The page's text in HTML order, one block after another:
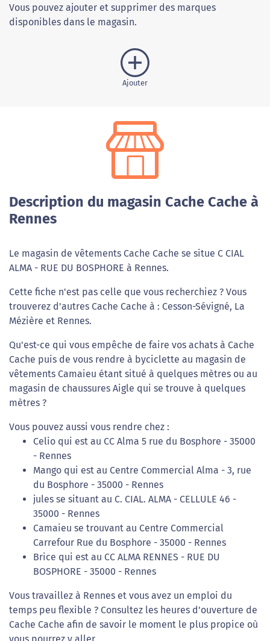
Vous pouvez ajouter et supprimer des marques
disponibles dans le magasin.
Ajouter
Description du magasin Cache Cache à
Rennes
Le magasin de vêtements Cache Cache se situe C CIAL
ALMA - RUE DU BOSPHORE à Rennes.
Cette fiche n'est pas celle que vous recherchiez ? Vous
trouverez d'autres Cache Cache à : Cesson-Sévigné, La
Mézière et Rennes.
Qu'est-ce qui vous empêche de faire vos achats à Cache
Cache puis de vous rendre à byciclette au magasin de
vêtements Camaieu étant situé à quelques mètres ou au
magasin de chaussures Aigle qui se trouve à quelques
mètres ?
Vous pouvez aussi vous rendre chez :
Celio qui est au CC Alma 5 rue du Bosphore - 35000
- Rennes
Mango qui est au Centre Commercial Alma - 3, rue
du Bosphore - 35000 - Rennes
jules se situant au C. CIAL. ALMA - CELLULE 46 -
35000 - Rennes
Camaieu se trouvant au Centre Commercial
Carrefour Rue du Bosphore - 35000 - Rennes
Brice qui est au CC ALMA RENNES - RUE DU
BOSPHORE - 35000 - Rennes
Vous travaillez à Rennes et vous avez un emploi du
temps peu flexible ? Consultez les heures d'ouverture de
Cache Cache afin de savoir le moment le plus propice où